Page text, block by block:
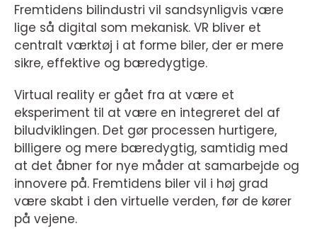
Fremtidens bilindustri vil sandsynligvis være
lige så digital som mekanisk. VR bliver et
centralt værktøj i at forme biler, der er mere
sikre, effektive og bæredygtige.
Virtual reality er gået fra at være et
eksperiment til at være en integreret del af
biludviklingen. Det gør processen hurtigere,
billigere og mere bæredygtig, samtidig med
at det åbner for nye måder at samarbejde og
innovere på. Fremtidens biler vil i høj grad
være skabt i den virtuelle verden, før de kører
på vejene.